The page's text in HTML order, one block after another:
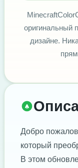
оригинальный
дизайне.
Добро
который
В этом